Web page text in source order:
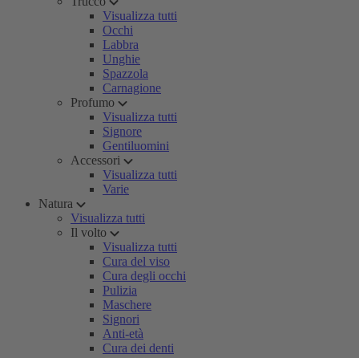
Visualizza tutti
Occhi
Labbra
Unghie
Spazzola
Carnagione
Profumo
Visualizza tutti
Signore
Gentiluomini
Accessori
Visualizza tutti
Varie
Natura
Visualizza tutti
Il volto
Visualizza tutti
Cura del viso
Cura degli occhi
Pulizia
Maschere
Signori
Anti-età
Cura dei denti